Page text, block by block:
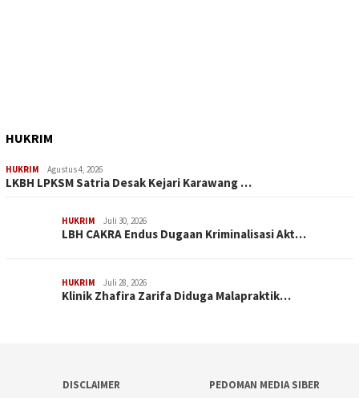
HUKRIM
HUKRIM Agustus 4, 2026
LKBH LPKSM Satria Desak Kejari Karawang …
HUKRIM Juli 30, 2026
LBH CAKRA Endus Dugaan Kriminalisasi Akt…
HUKRIM Juli 28, 2026
Klinik Zhafira Zarifa Diduga Malapraktik…
DISCLAIMER PEDOMAN MEDIA SIBER